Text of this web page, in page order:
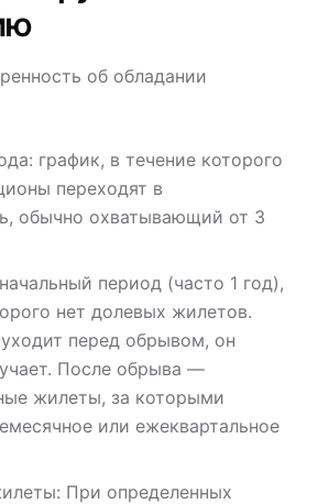
об обладании
график, в течение которого
переходят в
обычно охватывающий от 3
период (часто 1 год),
нет долевых жилетов.
перед обрывом, он
После обрыва —
жилеты, за которыми
или ежеквартальное
При определенных